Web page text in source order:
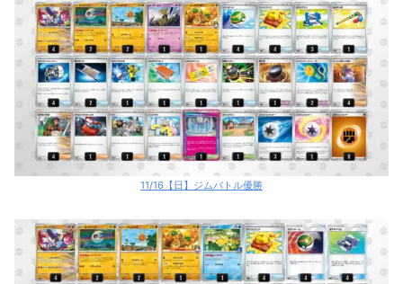
11/16【日】ジムバトル優勝